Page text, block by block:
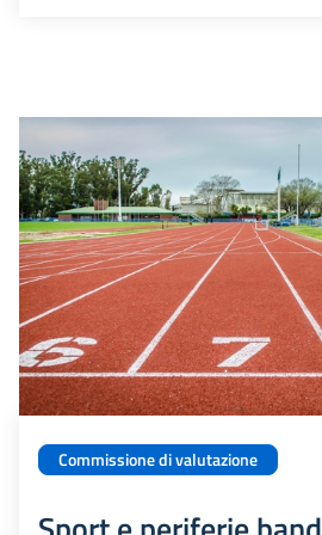
Commissione di valutazione